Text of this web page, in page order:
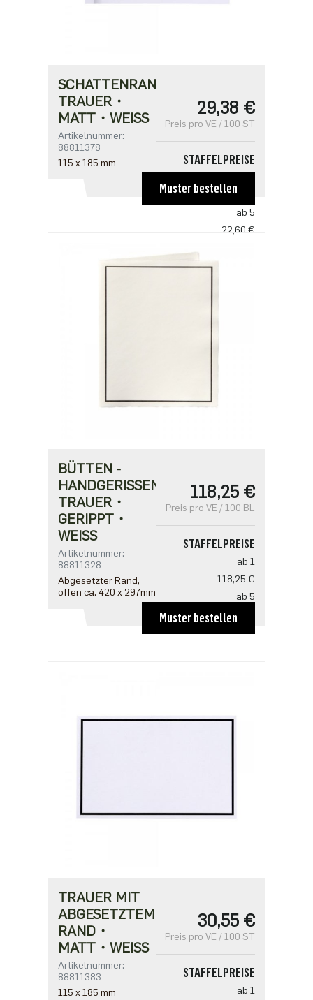
SCHATTENRAND
TRAUER・
MATT・WEISS
Artikelnummer:
88811378
115 x 185 mm
29,38 €
Preis pro VE / 100 ST
STAFFELPREISE
29,38 €
ab 5
22,60 €
Muster bestellen
BÜTTEN -
HANDGERISSEN
TRAUER・
GERIPPT・
WEISS
Artikelnummer:
88811328
Abgesetzter Rand,
offen ca. 420 x 297mm
118,25 €
Preis pro VE / 100 BL
STAFFELPREISE
ab 1
118,25 €
ab 5
94,60 €
Muster bestellen
TRAUER MIT
ABGESETZTEM
RAND・
MATT・WEISS
Artikelnummer:
88811383
115 x 185 mm
30,55 €
Preis pro VE / 100 ST
STAFFELPREISE
ab 1